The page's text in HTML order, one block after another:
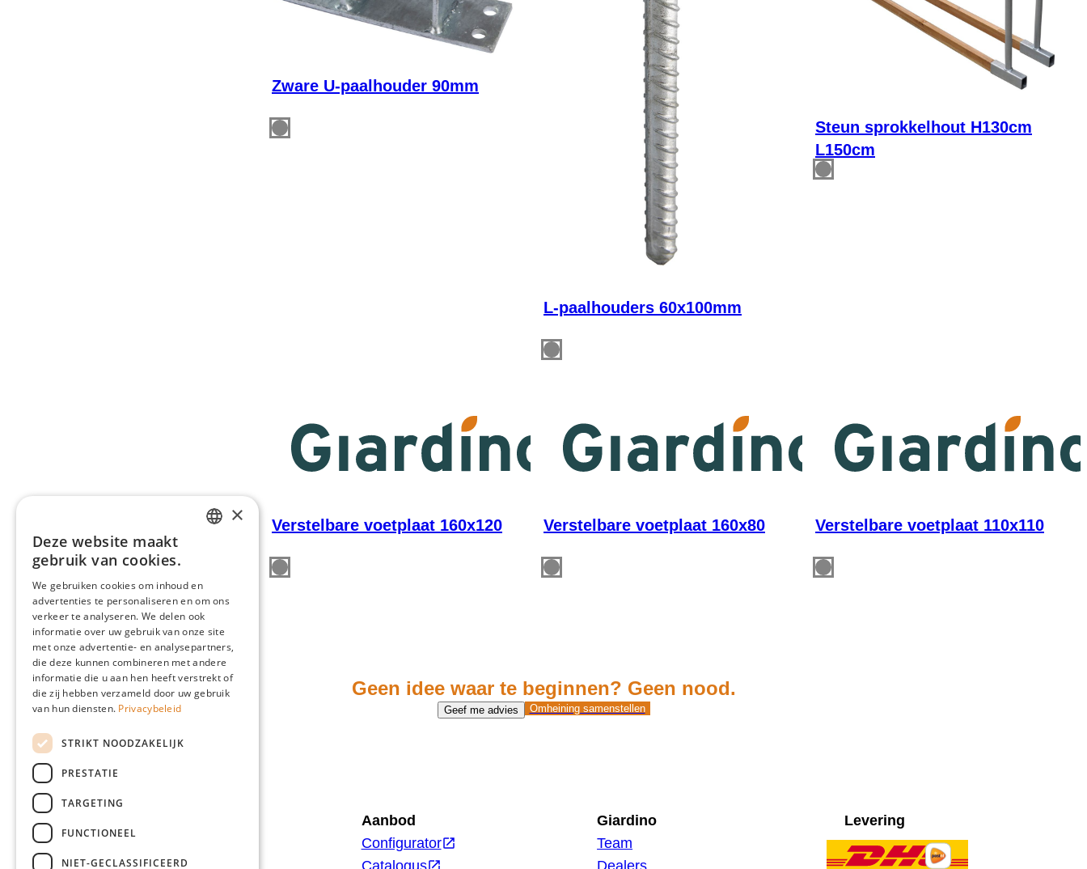
Zware U-paalhouder 90mm
L-paalhouders 60x100mm
Steun sprokkelhout H130cm
L150cm
Verstelbare voetplaat 160x120 Verstelbare voetplaat 160x80 Verstelbare voetplaat 110x110
Geen idee waar te beginnen? Geen nood.
Geef me advies
Omheining
samenstellen
Omheining samenstellen
Aanbod
Configurator
Giardino
Team
Levering
ENGLISH
GERMAN
×
Deze website maakt
gebruik van cookies.
We gebruiken cookies om inhoud en
advertenties te personaliseren en om ons
verkeer te analyseren. We delen ook
informatie over uw gebruik van onze site
met onze advertentie- en analysepartners,
die deze kunnen combineren met andere
informatie die u aan hen heeft verstrekt of
die zij hebben verzameld door uw gebruik
van hun diensten. Privacybeleid
STRIKT NOODZAKELIJK
PRESTATIE
TARGETING
FUNCTIONEEL
NIET-GECLASSIFICEERD